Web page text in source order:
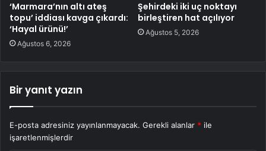
‘Marmara’nın altı ateş
topu’ iddiası kavga çıkardı:
‘Hayal ürünü!’
Ağustos 6, 2026
Şehirdeki iki uç noktayı
birleştiren hat açılıyor
Ağustos 5, 2026
Bir yanıt yazın
E-posta adresiniz yayınlanmayacak. Gerekli alanlar * ile
işaretlenmişlerdir